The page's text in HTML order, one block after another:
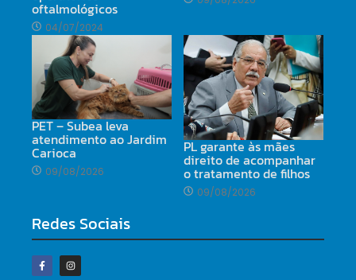
oftalmológicos
04/07/2024
PET – Subea leva
atendimento ao Jardim
Carioca
09/08/2026
PL garante às mães
direito de acompanhar
o tratamento de filhos
09/08/2026
Redes Sociais